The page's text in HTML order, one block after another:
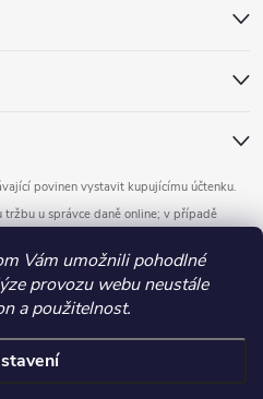
Vám umožnili pohodlné
provozu webu neustále
a použitelnost.
povinen vystavit kupujícímu účtenku.
u správce daně online; v případě
Shoptet
práva vyhrazena.